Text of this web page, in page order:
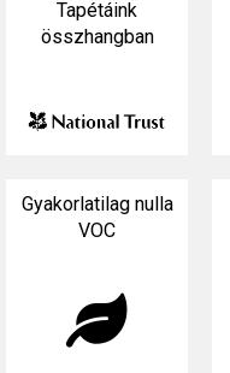
Tapétáink
összhangban
Gyakorlatilag nulla
VOC